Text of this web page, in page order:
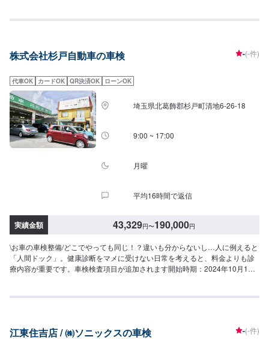
20時まで。日曜祝日は8時から18時までの営業となっております。ガソリン
お気軽にご相談ください！
株式会社杉戸自動車の車検 -(-件)
代車OK カードOK QR決済OK ローンOK
埼玉県北葛飾郡杉戸町清地6-26-18
9:00 ~ 17:00
月曜
平均16時間で返信
実績金額 43,329円〜190,000円
\お車の車検整備/どこでやっても同じ！？違いも分からないし…人に例えると
「人間ドック」。健康診断をマメに受けない日常を考えると、料金よりも診
療内容が重要です。車検検査項目が追加されます開始時期：2024年10月1
ー搭載のお車に乗られているオーナー様、当店では法律改定前でもお客様の
とクルマを大切にサポート。新車から数えて1回目の車検であれば「金額重
江東住吉店 / ㈱ソニックスの車検 -(-件)